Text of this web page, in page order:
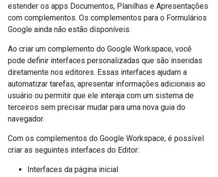
estender os apps Documentos, Planilhas e Apresentações
com complementos. Os complementos para o Formulários
Google ainda não estão disponíveis.
Ao criar um complemento do Google Workspace, você
pode definir interfaces personalizadas que são inseridas
diretamente nos editores. Essas interfaces ajudam a
automatizar tarefas, apresentar informações adicionais ao
usuário ou permitir que ele interaja com um sistema de
terceiros sem precisar mudar para uma nova guia do
navegador.
Com os complementos do Google Workspace, é possível
criar as seguintes interfaces do Editor:
Interfaces da página inicial